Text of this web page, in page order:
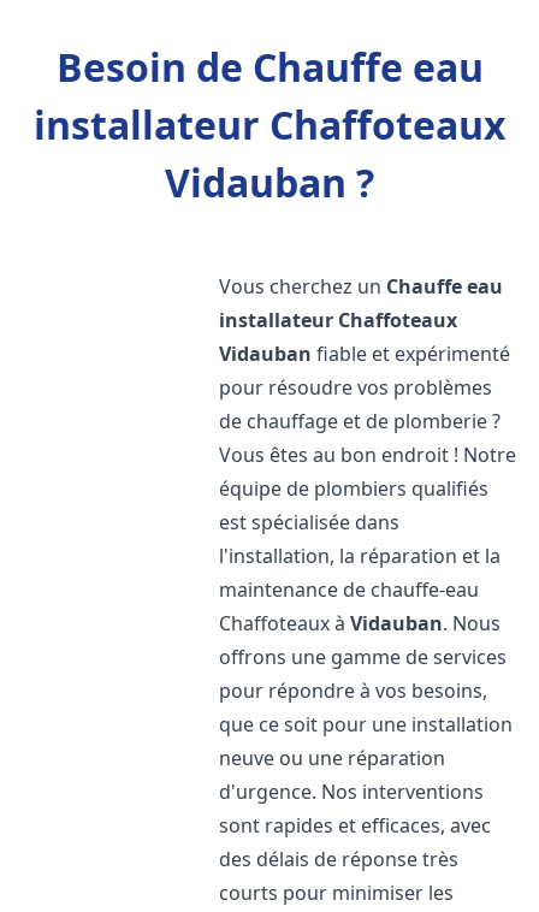
Besoin de Chauffe eau
installateur Chaffoteaux
Vidauban ?
Vous cherchez un Chauffe eau
installateur Chaffoteaux
Vidauban fiable et expérimenté
pour résoudre vos problèmes
de chauffage et de plomberie ?
Vous êtes au bon endroit ! Notre
équipe de plombiers qualifiés
est spécialisée dans
l'installation, la réparation et la
maintenance de chauffe-eau
Chaffoteaux àVidauban. Nous
offrons une gamme de services
pour répondre à vos besoins,
que ce soit pour une installation
neuve ou une réparation
d'urgence. Nos interventions
sont rapides et efficaces, avec
des délais de réponse très
courts pour minimiser les